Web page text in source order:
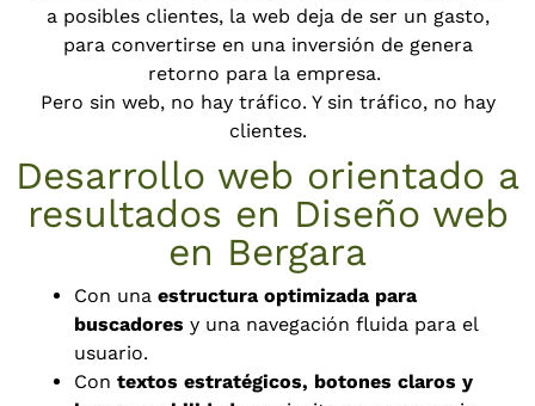
a posibles clientes, la web deja de ser un gasto,
para convertirse en una inversión de genera
retorno para la empresa.
Pero sin web, no hay tráfico. Y sin tráfico, no hay
clientes.
Desarrollo web orientado a
resultados en Diseño web
en Bergara
Con unaestructura optimizada para
buscadores y una navegación fluida para el
usuario.
Contextos estratégicos, botones claros y